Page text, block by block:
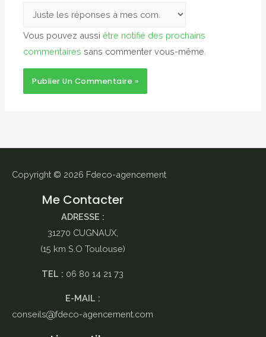
Vous pouvez aussiêtre notifié des prochains
commentaires sans commenter vous-même.
Copyright © 2026 Fdeco-agencement
Me Contacter
ADRESSE :
31270 CUGNAUX,
(15 km S.O Toulouse)
TEL : 06 80 14 21 73
E-MAIL :
conseils
fdeco-agencement.com